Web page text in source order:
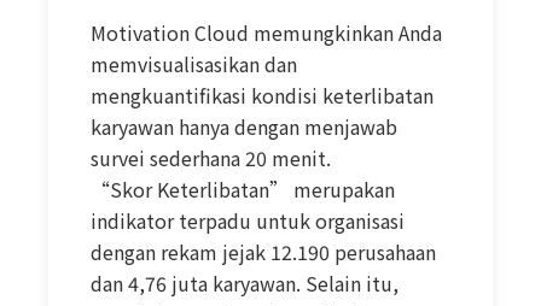
Motivation Cloud memungkinkan Anda
memvisualisasikan dan
mengkuantifikasi kondisi keterlibatan
karyawan hanya dengan menjawab
survei sederhana 20 menit.
“Skor Keterlibatan” merupakan
indikator terpadu untuk organisasi
dengan rekam jejak 12.190 perusahaan
dan 4,76 juta karyawan. Selain itu,